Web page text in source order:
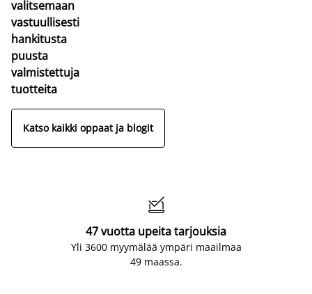
valitsemaan
vastuullisesti
hankitusta
puusta
valmistettuja
tuotteita
Katso kaikki oppaat ja blogit

47 vuotta upeita tarjouksia
Yli 3600 myymälää ympäri maailmaa
49 maassa.